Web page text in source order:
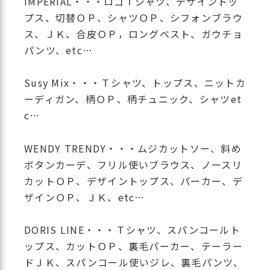
プス、切替ＯＰ、シャツＯＰ、シフォンブラウ
ス、ＪＫ、合皮ＯＰ，ロングベスト、ガウチョ
パンツ、etc…
Susy Mix・・・Ｔシャツ、トップス、ニットカ
ーディガン、柄ＯＰ、柄チュニック、シャツet
c…
WENDY TRENDY・・・ムジカットソー、斜め
ボタンカーデ、フリル使いブラウス、ノースリ
カットＯＰ、デザイントップス、パーカー、デ
ザインＯＰ、ＪＫ、etc…
DORIS LINE・・・Ｔシャツ、スパンコールト
ップス、カットＯＰ、裏毛パーカー、テーラー
ドＪＫ、スパンコール使いジレ、裏毛パンツ、